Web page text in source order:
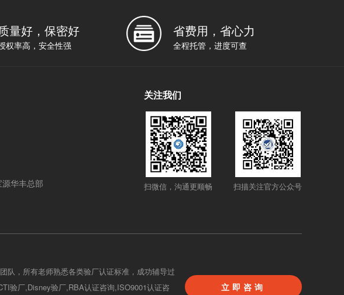
量好，保密好
权率高，安全性强
省费用，省心力
全程托管，进度可查
华丰总部
关注我们
扫微信，沟通更顺畅 扫描关注官方公众号
立即咨询
队，所有老师熟悉各类验厂认证标准，成功辅导过
验厂,Disney验厂,RBA认证咨询,ISO9001认证咨